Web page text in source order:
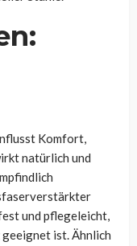
Komfort,
natürlich und
und pflegeleicht,
ist. Ähnlich